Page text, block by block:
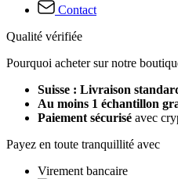
Contact
Qualité vérifiée
Pourquoi acheter sur notre
Suisse : Livraison
Au moins 1 échantillon
Paiement sécurisé avec
Payez en toute tranquillité avec
Virement bancaire